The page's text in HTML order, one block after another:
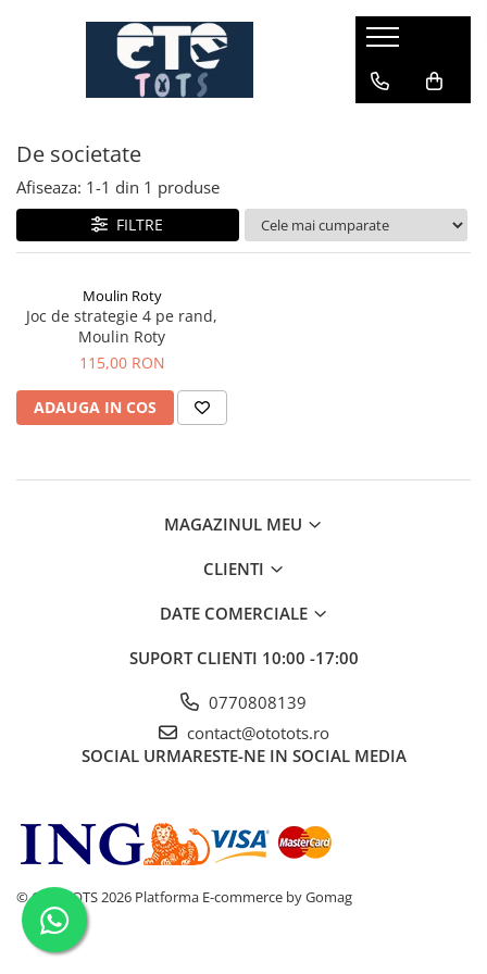
CĂRUCIOARE & SCAUNE AUTO
cărucioare NUNA
cărucioare U-GROW
scaune auto pentru avion
accesorii cărucioare
accesorii scaun auto
accesorii scaun avion
De societate
Afiseaza: 1-1 din 1 produse
FILTRE
Moulin Roty
Joc de strategie 4 pe rand,
Moulin Roty
115,00 RON
ADAUGA IN COS
MAGAZINUL MEU
CLIENTI
DATE COMERCIALE
SUPORT CLIENTI 10:00 -17:00
0770808139
contact@ototots.ro
SOCIAL URMARESTE-NE IN SOCIAL MEDIA
© OTO TOTS 2026 Platforma E-commerce by Gomag